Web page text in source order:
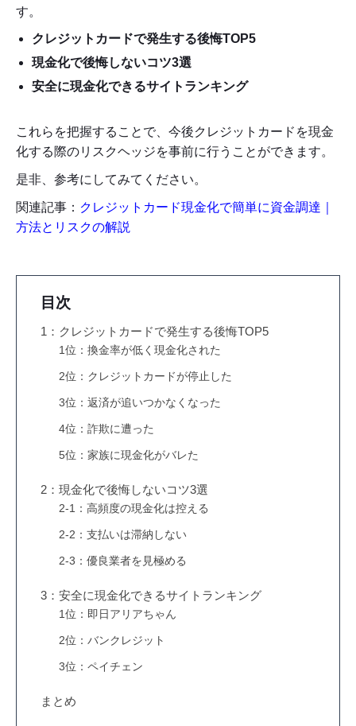
す。
クレジットカードで発生する後悔TOP5
現金化で後悔しないコツ3選
安全に現金化できるサイトランキング
これらを把握することで、今後クレジットカードを現金
化する際のリスクヘッジを事前に行うことができます。
是非、参考にしてみてください。
関連記事： クレジットカード現金化で簡単に資金調達｜
方法とリスクの解説
目次
1：クレジットカードで発生する後悔TOP5
1位：換金率が低く現金化された
2位：クレジットカードが停止した
3位：返済が追いつかなくなった
4位：詐欺に遭った
5位：家族に現金化がバレた
2：現金化で後悔しないコツ3選
2-1：高頻度の現金化は控える
2-2：支払いは滞納しない
2-3：優良業者を見極める
3：安全に現金化できるサイトランキング
1位：即日アリアちゃん
2位：バンクレジット
3位：ペイチェン
まとめ